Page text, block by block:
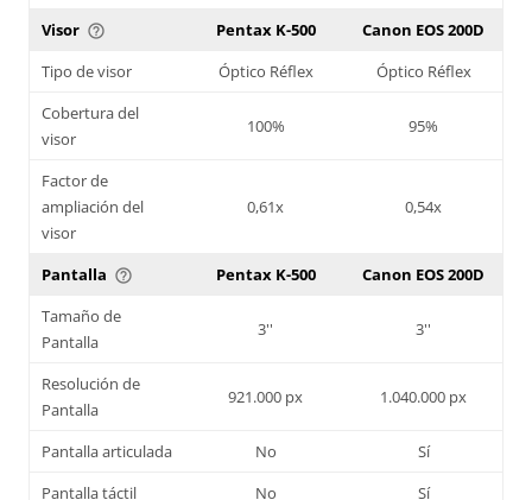
Visor help_outline Pentax K-500
Canon EOS 200D
Tipo de visor
Óptico Réflex
Óptico Réflex
Cobertura del
visor
100% 95%
Factor de
ampliación del
visor
0,61x 0,54x
Pantalla help_outline Pentax K-500
Canon EOS 200D
Tamaño de
Pantalla
3'' 3''
Resolución de
Pantalla
921.000 px 1.040.000 px
Pantalla articulada No
Sí
Pantalla táctil
No
Sí